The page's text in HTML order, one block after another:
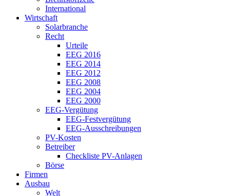
International
Wirtschaft
Solarbranche
Recht
Urteile
EEG 2016
EEG 2014
EEG 2012
EEG 2008
EEG 2004
EEG 2000
EEG-Vergütung
EEG-Festvergütung
EEG-Ausschreibungen
PV-Kosten
Betreiber
Checkliste PV-Anlagen
Börse
Firmen
Ausbau
Welt